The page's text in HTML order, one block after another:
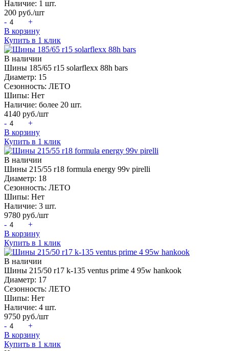
Наличие: 1 шт.
200 руб./шт
-
+
В корзину
Купить в 1 клик
В наличии
Шины 185/65 r15 solarflexx 88h bars
Диаметр: 15
Сезонность: ЛЕТО
Шипы: Нет
Наличие: более 20 шт.
4140 руб./шт
-
+
В корзину
Купить в 1 клик
В наличии
Шины 215/55 r18 formula energy 99v pirelli
Диаметр: 18
Сезонность: ЛЕТО
Шипы: Нет
Наличие: 3 шт.
9780 руб./шт
-
+
В корзину
Купить в 1 клик
В наличии
Шины 215/50 r17 k-135 ventus prime 4 95w hankook
Диаметр: 17
Сезонность: ЛЕТО
Шипы: Нет
Наличие: 4 шт.
9750 руб./шт
-
+
В корзину
Купить в 1 клик